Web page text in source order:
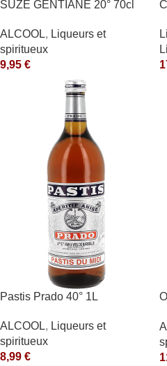
SUZE GENTIANE 20° 70cl
ALCOOL, Liqueurs et
spiritueux
9,95 €
Pastis Prado 40° 1L
ALCOOL, Liqueurs et
spiritueux
8,99 €